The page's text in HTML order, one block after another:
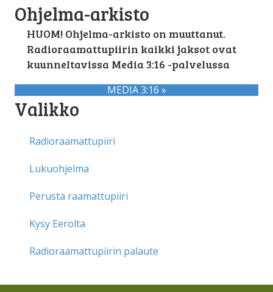
Ohjelma-arkisto
HUOM! Ohjelma-arkisto on muuttanut.
Radioraamattupiirin kaikki jaksot ovat
kuunneltavissa Media 3:16 -palvelussa
MEDIA 3:16 »
Valikko
Radioraamattupiiri
Lukuohjelma
Perusta raamattupiiri
Kysy Eerolta
Radioraamattupiirin palaute